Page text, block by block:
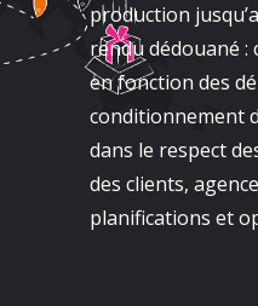
production
rendu dédouané
en fonction des
conditionnement
dans le respect
des clients,
planifications et